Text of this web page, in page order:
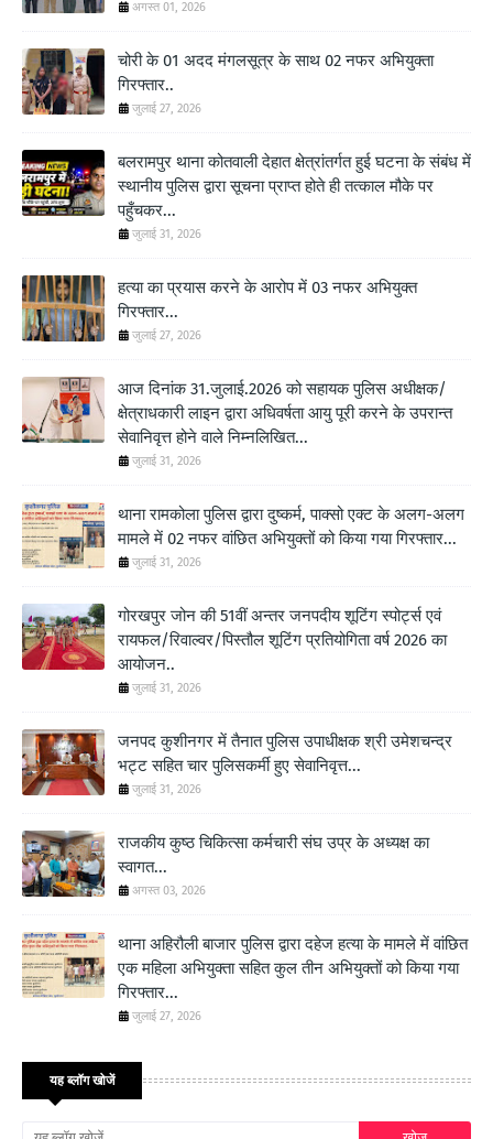
अगस्त 01, 2026
चोरी के 01 अदद मंगलसूत्र के साथ 02 नफर अभियुक्ता
गिरफ्तार..
जुलाई 27, 2026
बलरामपुर थाना कोतवाली देहात क्षेत्रांतर्गत हुई घटना के संबंध में
स्थानीय पुलिस द्वारा सूचना प्राप्त होते ही तत्काल मौके पर
पहुँचकर...
जुलाई 31, 2026
हत्या का प्रयास करने के आरोप में 03 नफर अभियुक्त
गिरफ्तार...
जुलाई 27, 2026
आज दिनांक 31.जुलाई.2026 को सहायक पुलिस अधीक्षक/
क्षेत्राधकारी लाइन द्वारा अधिवर्षता आयु पूरी करने के उपरान्त
सेवानिवृत्त होने वाले निम्नलिखित...
जुलाई 31, 2026
थाना रामकोला पुलिस द्वारा दुष्कर्म, पाक्सो एक्ट के अलग-अलग
मामले में 02 नफर वांछित अभियुक्तों को किया गया गिरफ्तार...
जुलाई 31, 2026
गोरखपुर जोन की 51वीं अन्तर जनपदीय शूटिंग स्पोर्ट्स एवं
रायफल/रिवाल्वर/पिस्तौल शूटिंग प्रतियोगिता वर्ष 2026 का
आयोजन..
जुलाई 31, 2026
जनपद कुशीनगर में तैनात पुलिस उपाधीक्षक श्री उमेशचन्द्र
भट्ट सहित चार पुलिसकर्मी हुए सेवानिवृत्त...
जुलाई 31, 2026
राजकीय कुष्ठ चिकित्सा कर्मचारी संघ उप्र के अध्यक्ष का
स्वागत...
अगस्त 03, 2026
थाना अहिरौली बाजार पुलिस द्वारा दहेज हत्या के मामले में वांछित
एक महिला अभियुक्ता सहित कुल तीन अभियुक्तों को किया गया
गिरफ्तार...
जुलाई 27, 2026
यह ब्लॉग खोजें